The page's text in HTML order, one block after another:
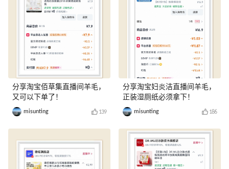
分享淘宝佰草集直播间羊毛，
又可以下单了！
misunting 139
分享淘宝妇炎洁直播间羊毛，
正装湿厕纸必须拿下！
misunting 186